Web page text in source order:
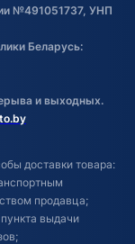
№491051737, УНП
Беларусь:
и выходных.
доставки товара:
продавца;
пункта выдачи